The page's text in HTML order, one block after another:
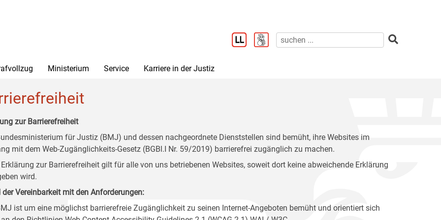
Ministerium Service Karriere in der Justiz
zur Barrierefreiheit
für Justiz (BMJ) und dessen nachgeordnete Dienststellen sind bemüht, ihre Websites im
mit dem Web-Zugänglichkeits-Gesetz (BGBl.I Nr. 59/2019) barrierefrei zugänglich zu machen.
Erklärung zur Barrierefreiheit gilt für alle von uns betriebenen Websites, soweit dort keine abweichende Erklärung
wird.
der Vereinbarkeit mit den Anforderungen:
ist um eine möglichst barrierefreie Zugänglichkeit zu seinen Internet-Angeboten bemüht und orientiert sich